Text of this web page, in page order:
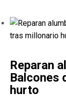
Reparan
Balcones
hurto